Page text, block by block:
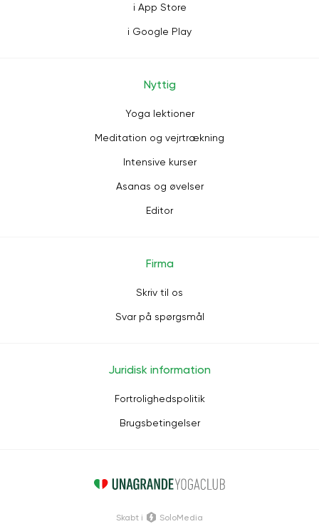
i App Store
i Google Play
Nyttig
Yoga lektioner
Meditation og vejrtrækning
Intensive kurser
Asanas og øvelser
Editor
Firma
Skriv til os
Svar på spørgsmål
Juridisk information
Fortrolighedspolitik
Brugsbetingelser
Skabt i SoloMedia